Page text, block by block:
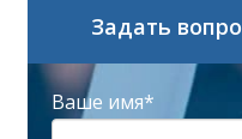
Задать
Ваше имя*